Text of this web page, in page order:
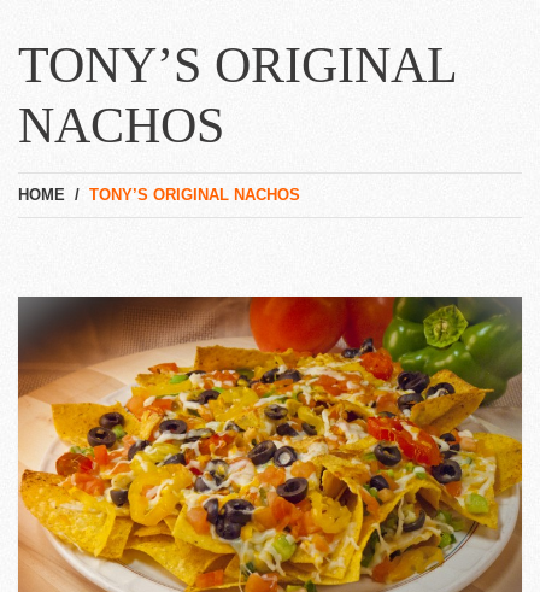
TONY’S ORIGINAL
NACHOS
HOME / TONY’S ORIGINAL NACHOS